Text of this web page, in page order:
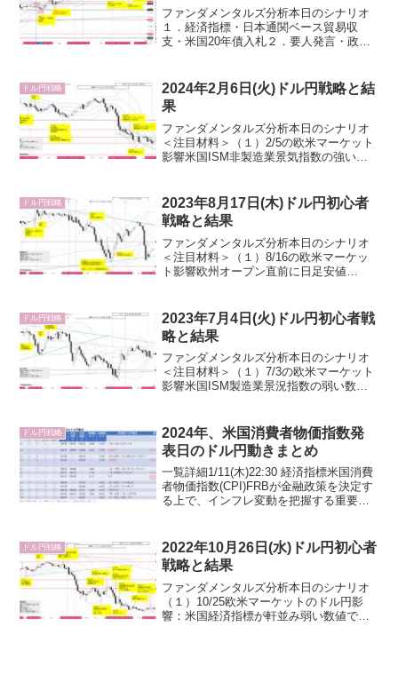
ファンダメンタルズ分析本日のシナリオ
１．経済指標・日本通関ベース貿易収
支・米国20年債入札２．要人発言・政府
リスクオフ（中東、ウクライナ・ロシ
ア）・スワップ３倍...
ドル円戦略
2024年2月6日(火)ドル円戦略と結
果
ファンダメンタルズ分析本日のシナリオ
＜注目材料＞（１）2/5の欧米マーケット
影響米国ISM非製造業景気指数の強い数
言で日足高値148.90へ到達。日足終値
148.70（...
ドル円戦略
2023年8月17日(木)ドル円初心者
戦略と結果
ファンダメンタルズ分析本日のシナリオ
＜注目材料＞（１）8/16の欧米マーケッ
ト影響欧州オープン直前に日足安値
稼働率の強い数値で145.94へ上昇。節目
146.00...
ドル円戦略
2023年7月4日(火)ドル円初心者戦
略と結果
ファンダメンタルズ分析本日のシナリオ
＜注目材料＞（１）7/3の欧米マーケット
影響米国ISM製造業景況指数の弱い数値
方を変えられずドル売り限定的。一方、
日銀金融政策...
ドル円戦略
2024年、米国消費者物価指数発
表日のドル円動きまとめ
一覧詳細1/11(木)22:30 経済指標米国消費
者物価指数(CPI)FRBが金融政策を決定す
る上で、インフレ変動を把握する重要指
い。基調的なインフレを見る上...
ドル円戦略
2022年10月26日(水)ドル円初心者
戦略と結果
ファンダメンタルズ分析本日のシナリオ
（１）10/25欧米マーケットのドル円影
響：米国経済指標が軒並み弱い数値でド